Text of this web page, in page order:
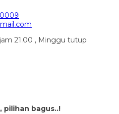
21.00 , Minggu tutup
pilihan bagus..!